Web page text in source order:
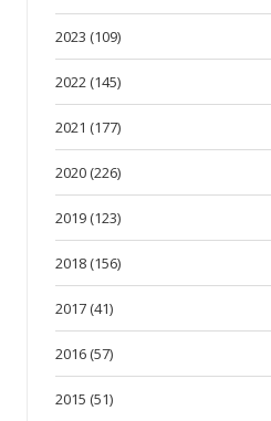
2023 (109)
2022 (145)
2021 (177)
2020 (226)
2019 (123)
2018 (156)
2017 (41)
2016 (57)
2015 (51)